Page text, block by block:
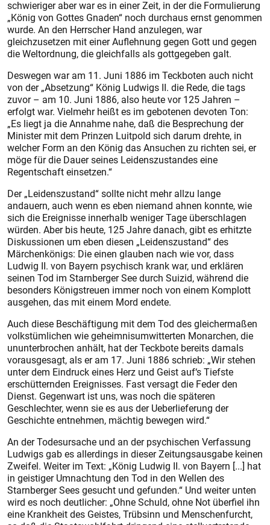
schwieriger aber war es in einer Zeit, in der die Formulierung
„König von Gottes Gnaden“ noch durchaus ernst genommen
wurde. An den Herrscher Hand anzulegen, war
gleichzusetzen mit einer Auflehnung gegen Gott und gegen
die Weltordnung, die gleichfalls als gottgegeben galt.
Deswegen war am 11. Juni 1886 im Teckboten auch nicht
von der „Absetzung“ König Ludwigs II. die Rede, die tags
zuvor – am 10. Juni 1886, also heute vor 125 Jahren –
erfolgt war. Vielmehr heißt es im gebotenen devoten Ton:
„Es liegt ja die Annahme nahe, daß die Besprechung der
Minister mit dem Prinzen Luitpold sich darum drehte, in
welcher Form an den König das Ansuchen zu richten sei, er
möge für die Dauer seines Leidenszustandes eine
Regentschaft einsetzen.“
Der „Leidenszustand“ sollte nicht mehr allzu lange
andauern, auch wenn es eben niemand ahnen konnte, wie
sich die Ereignisse innerhalb weniger Tage überschlagen
würden. Aber bis heute, 125 Jahre danach, gibt es erhitzte
Diskussionen um eben diesen „Leidenszustand“ des
Märchenkönigs: Die einen glauben nach wie vor, dass
Ludwig II. von Bayern psychisch krank war, und erklären
seinen Tod im Starnberger See durch Suizid, während die
besonders Königstreuen immer noch von einem Komplott
ausgehen, das mit einem Mord endete.
Auch diese Beschäftigung mit dem Tod des gleichermaßen
volkstümlichen wie geheimnisumwitterten Monarchen, die
ununterbrochen anhält, hat der Teckbote bereits damals
vorausgesagt, als er am 17. Juni 1886 schrieb: „Wir stehen
unter dem Eindruck eines Herz und Geist auf‘s Tiefste
erschütternden Ereignisses. Fast versagt die Feder den
Dienst. Gegenwart ist uns, was noch die späteren
Geschlechter, wenn sie es aus der Ueber­lieferung der
Geschichte entnehmen, mächtig bewegen wird.“
An der Todesursache und an der psychischen Verfassung
Ludwigs gab es allerdings in dieser Zeitungsausgabe keinen
Zweifel. Weiter im Text: „König Ludwig II. von Bayern [...] hat
in geistiger Umnachtung den Tod in den Wellen des
Starnberger Sees gesucht und gefunden.“ Und weiter unten
wird es noch deutlicher: „Ohne Schuld, ohne Not überfiel ihn
eine Krankheit des Geistes, Trübsinn und Menschenfurcht,